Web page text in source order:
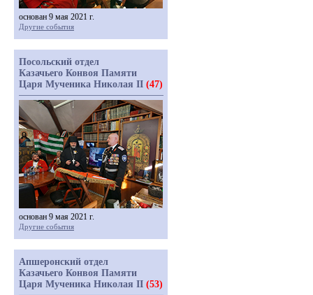
основан 9 мая 2021 г.
Другие события
Посольский отдел
Казачьего Конвоя Памяти
Царя Мученика Николая II (47)
основан 9 мая 2021 г.
Другие события
Апшеронский отдел
Казачьего Конвоя Памяти
Царя Мученика Николая II (53)